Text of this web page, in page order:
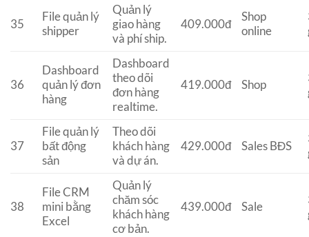
35
File quản lý
shipper
Quản lý
giao hàng
và phí ship.
409.000đ
Shop
online
36
Dashboard
quản lý đơn
hàng
Dashboard
theo dõi
đơn hàng
realtime.
419.000đ Shop
37
File quản lý
bất động
sản
Theo dõi
khách hàng
và dự án.
429.000đ Sales BĐS
38
File CRM
mini bằng
Excel
Quản lý
chăm sóc
khách hàng
cơ bản.
439.000đ Sale